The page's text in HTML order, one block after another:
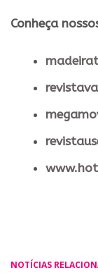
​Conheça
NOTÍCIAS